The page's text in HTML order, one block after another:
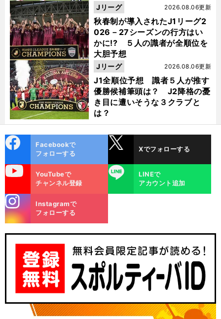
秋春制が導入されたJ1リーグ2
026－27シーズンの行方はい
かに!? ５人の識者が全順位を
大胆予想
2026.08.06更新
Jリーグ
J1全順位予想 識者５人が推す
優勝候補筆頭は？ J2降格の憂
き目に遭いそうな３クラブと
は？
2026.08.06更新
Jリーグ
ok
Facebookで
フォローする
Xでフォローする
YouTubeで
チャンネル登録
LINE
LINEで
アカウント追加
m
Instagramで
フォローする